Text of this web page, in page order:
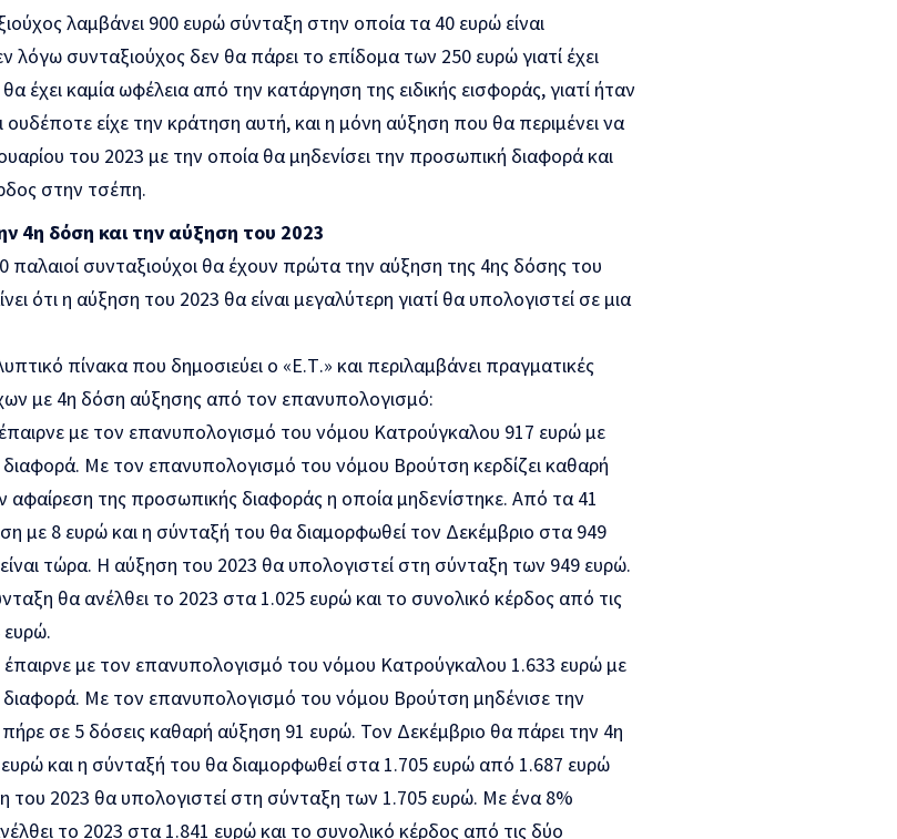
λαμβάνει 900 ευρώ σύνταξη στην οποία τα 40 ευρώ είναι
συνταξιούχος δεν θα πάρει το επίδομα των 250 ευρώ γιατί έχει
έχει καμία ωφέλεια από την κατάργηση της ειδικής εισφοράς, γιατί ήταν
είχε την κράτηση αυτή, και η μόνη αύξηση που θα περιμένει να
του 2023 με την οποία θα μηδενίσει την προσωπική διαφορά και
στην τσέπη.
4η δόση και την αύξηση του 2023
παλαιοί συνταξιούχοι θα έχουν πρώτα την αύξηση της 4ης δόσης του
ότι η αύξηση του 2023 θα είναι μεγαλύτερη γιατί θα υπολογιστεί σε μια
πίνακα που δημοσιεύει ο «Ε.Τ.» και περιλαμβάνει πραγματικές
με 4η δόση αύξησης από τον επανυπολογισμό:
με τον επανυπολογισμό του νόμου Κατρούγκαλου 917 ευρώ με
Με τον επανυπολογισμό του νόμου Βρούτση κερδίζει καθαρή
αφαίρεση της προσωπικής διαφοράς η οποία μηδενίστηκε. Από τα 41
με 8 ευρώ και η σύνταξή του θα διαμορφωθεί τον Δεκέμβριο στα 949
τώρα. Η αύξηση του 2023 θα υπολογιστεί στη σύνταξη των 949 ευρώ.
θα ανέλθει το 2023 στα 1.025 ευρώ και το συνολικό κέρδος από τις
ευρώ.
με τον επανυπολογισμό του νόμου Κατρούγκαλου 1.633 ευρώ με
Με τον επανυπολογισμό του νόμου Βρούτση μηδένισε την
σε 5 δόσεις καθαρή αύξηση 91 ευρώ. Τον Δεκέμβριο θα πάρει την 4η
και η σύνταξή του θα διαμορφωθεί στα 1.705 ευρώ από 1.687 ευρώ
του 2023 θα υπολογιστεί στη σύνταξη των 1.705 ευρώ. Με ένα 8%
το 2023 στα 1.841 ευρώ και το συνολικό κέρδος από τις δύο